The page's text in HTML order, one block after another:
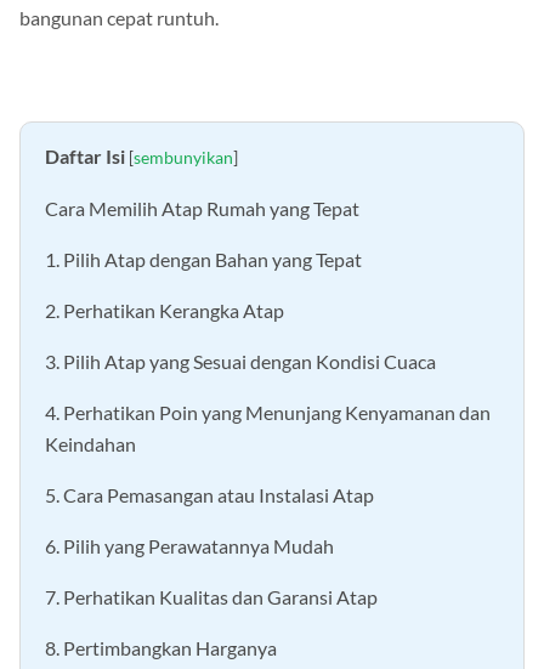
bangunan cepat runtuh.
Daftar Isi [sembunyikan]
Cara Memilih Atap Rumah yang Tepat
1. Pilih Atap dengan Bahan yang Tepat
2. Perhatikan Kerangka Atap
3. Pilih Atap yang Sesuai dengan Kondisi Cuaca
4. Perhatikan Poin yang Menunjang Kenyamanan dan
Keindahan
5. Cara Pemasangan atau Instalasi Atap
6. Pilih yang Perawatannya Mudah
7. Perhatikan Kualitas dan Garansi Atap
8. Pertimbangkan Harganya